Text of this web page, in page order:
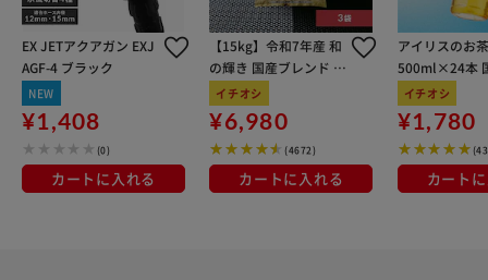
EX JETアクアガン EXJ
AGF-4 ブラック
NEW
¥1,408
(0)
カートに入れる
【15kg】令和7年産 和
の輝き 国産ブレンド 5
kg×3袋
イチオシ
¥6,980
(4672)
カートに入れる
アイリスのお
500ml×24本
100％使用
イチオシ
¥1,780
カート